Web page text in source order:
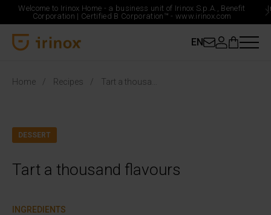
Welcome to Irinox Home - a business unit of Irinox S.p.A., Benefit
Corporation | Certified B Corporation™ - www.irinox.com
EN
Home Recipes
DESSERT
Tart a thousand flavours
INGREDIENTS